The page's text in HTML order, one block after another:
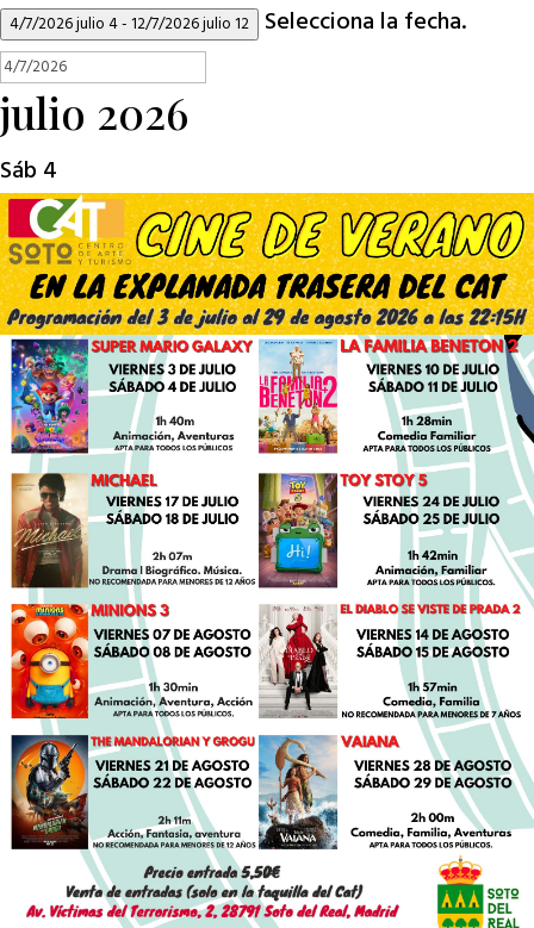
4/7/2026julio 4-12/7/2026julio 12 Selecciona la fecha.
julio 2026
Sáb 4